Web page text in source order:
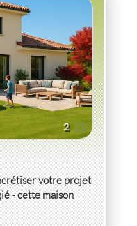
2
votre projet
- cette maison